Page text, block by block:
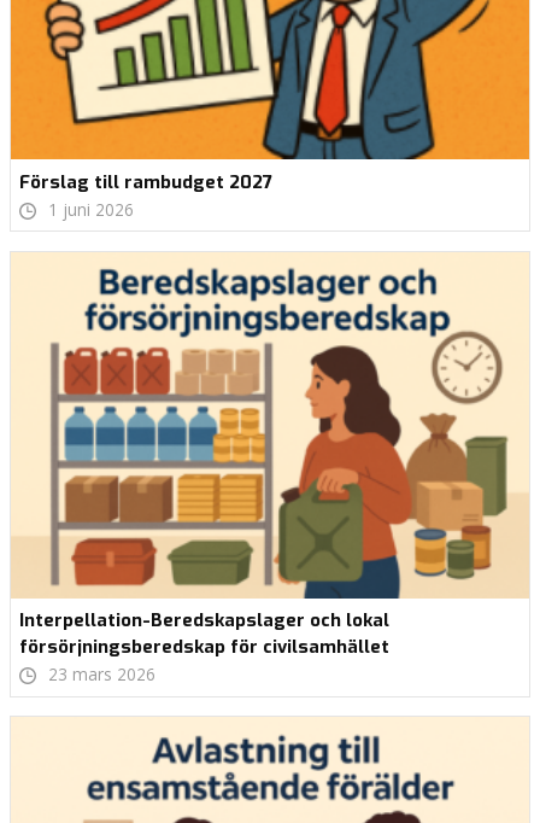
Förslag till rambudget 2027
1 juni 2026
Interpellation-Beredskapslager och lokal
försörjningsberedskap för civilsamhället
23 mars 2026